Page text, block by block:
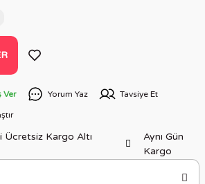
Ver Yorum Yaz Tavsiye Et
Ücretsiz Kargo Altı
Aynı Gün
Kargo